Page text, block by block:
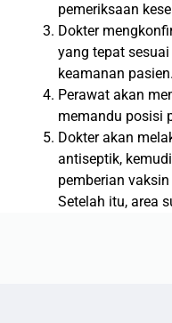
pemeriksaan
Dokter
yang tepat
keamanan pasien.
Perawat akan
memandu posisi
Dokter akan
antiseptik,
pemberian
Setelah itu, area